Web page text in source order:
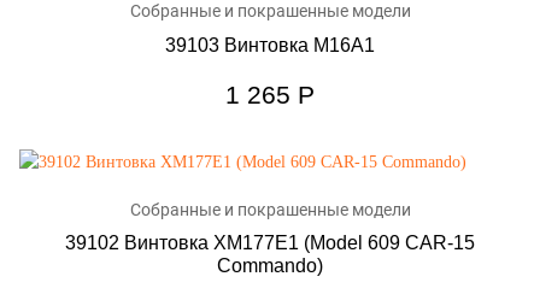
Собранные и покрашенные модели
39103 Винтовка M16A1
1 265 Р
Собранные и покрашенные модели
39102 Винтовка XM177E1 (Model 609 CAR-15
Commando)